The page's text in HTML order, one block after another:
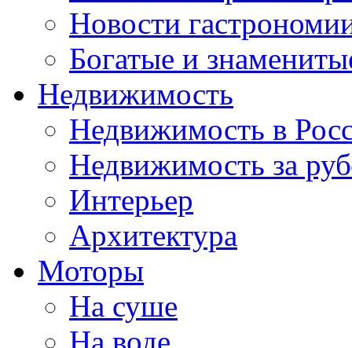
Новости
Богатые и
Недвижимость
Недвижимость в
Недвижимость за
Интерьер
Архитектура
Моторы
На суше
На воде